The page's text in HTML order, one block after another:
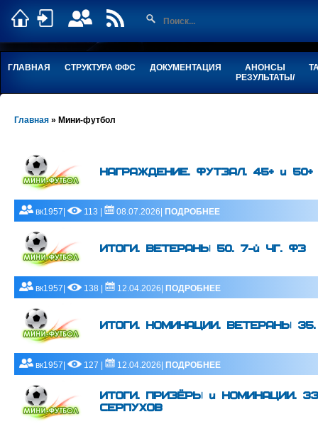
ГЛАВНАЯ СТРУКТУРА ФФС ДОКУМЕНТАЦИЯ
АНОНСЫ
РЕЗУЛЬТАТЫ/
Главная » Мини-футбол
НАГРАЖДЕНИЕ. ФУТЗАЛ. 45+ и 50+
вк1957| 113 | 08.07.2026| ПОДРОБНЕЕ
ИТОГИ. ВЕТЕРАНЫ 50. 7-й ЧГ. ФЗ
вк1957| 138 | 12.04.2026| ПОДРОБНЕЕ
ИТОГИ. НОМИНАЦИИ. ВЕТЕРАНЫ
вк1957| 127 | 12.04.2026| ПОДРОБНЕЕ
ИТОГИ. ПРИЗЁРЫ и НОМИНАЦИИ.
СЕРПУХОВ